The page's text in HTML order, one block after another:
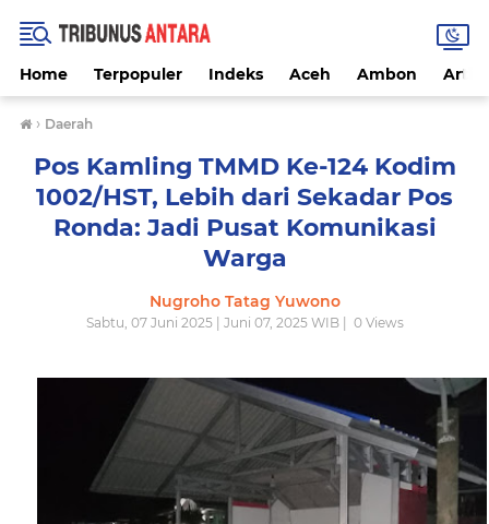
Home Terpopuler Indeks Aceh Ambon
› Daerah
Pos Kamling TMMD Ke-124 Kodim
1002/HST, Lebih dari Sekadar Pos
Ronda: Jadi Pusat Komunikasi
Warga
Nugroho Tatag Yuwono
Sabtu, 07 Juni 2025 | Juni 07, 2025 WIB | 0Views